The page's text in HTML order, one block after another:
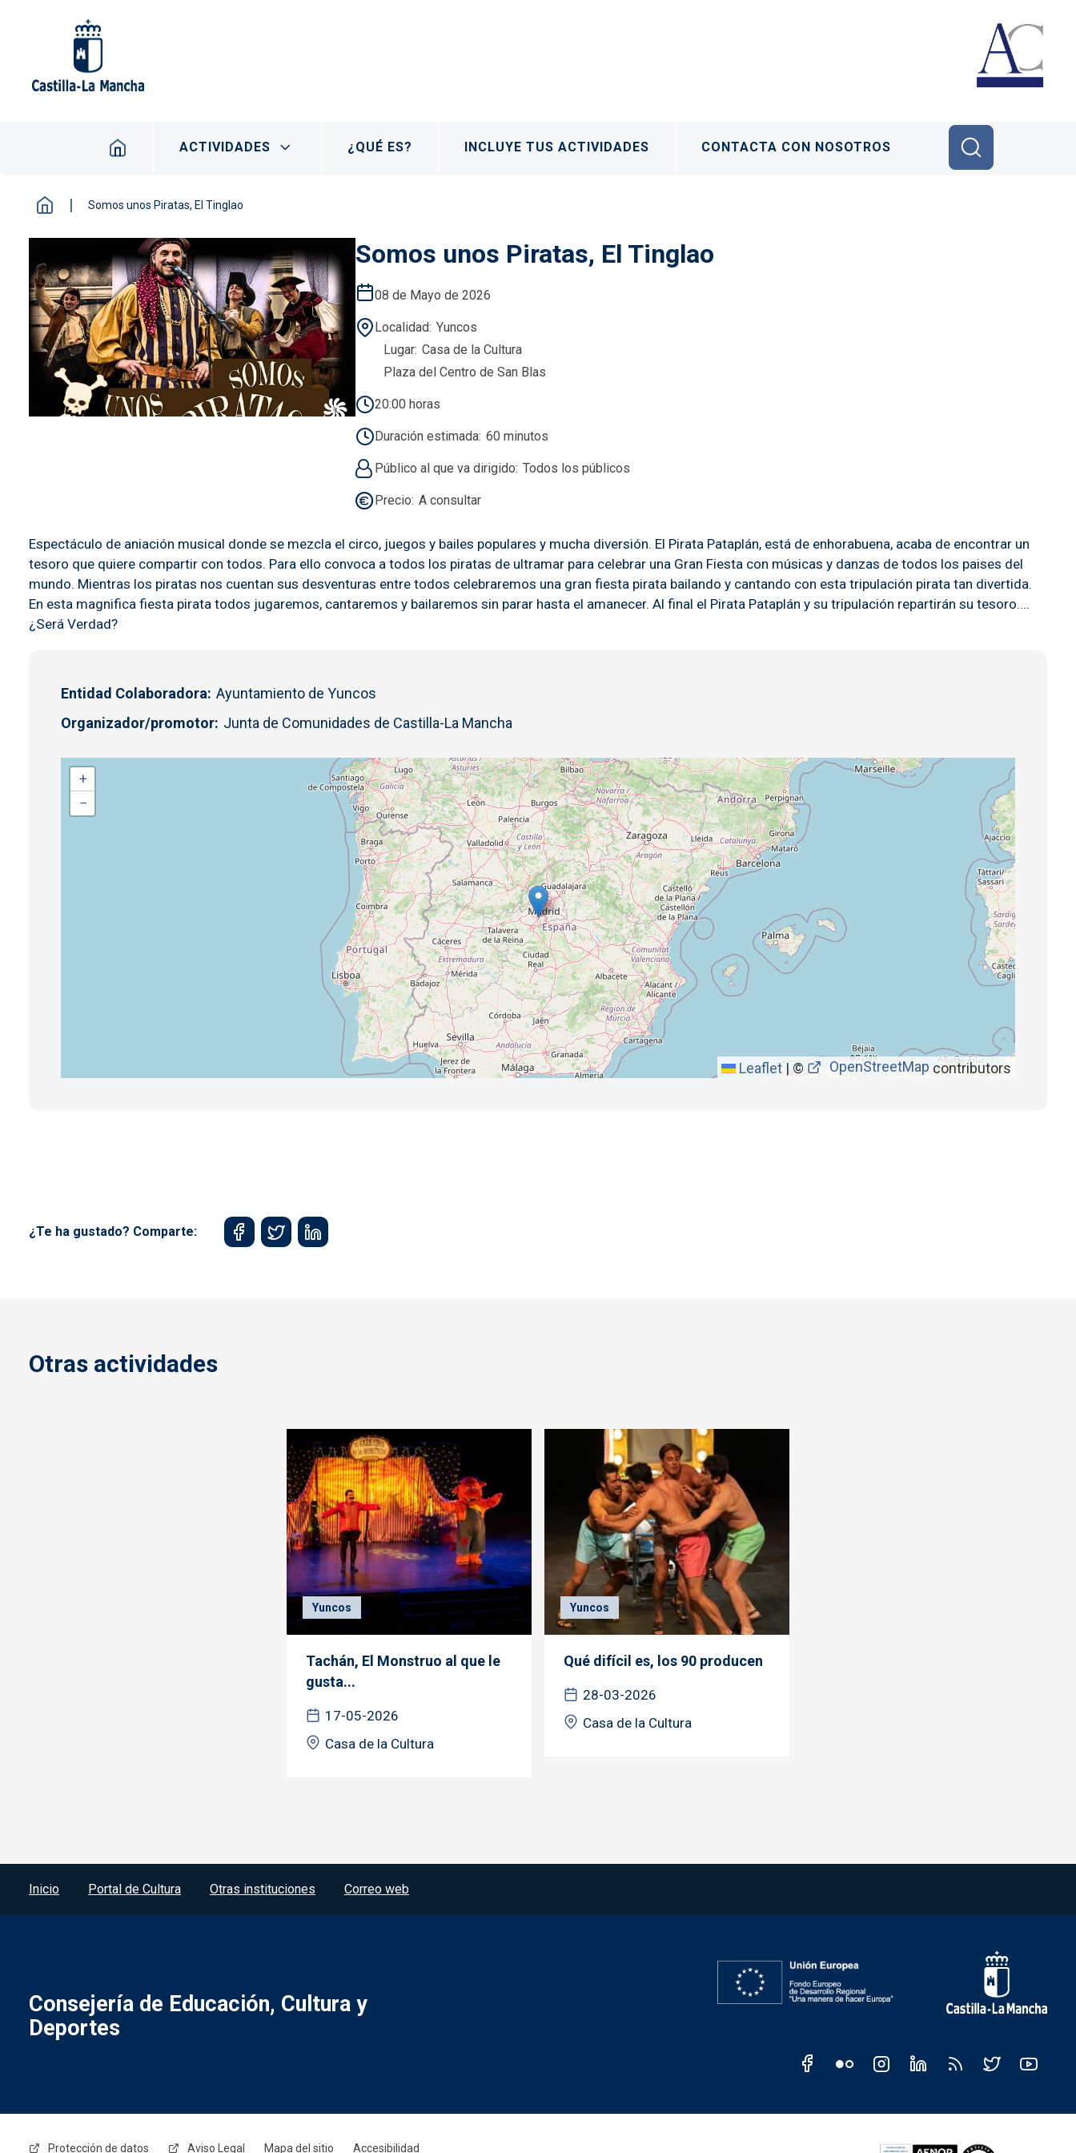
Navegación principal
ACTIVIDADES ¿QUÉ ES? INCLUYE TUS ACTIVIDADES CONTACTA CON NOSOTROS
Somos unos Piratas, El Tinglao
Somos unos Piratas, El Tinglao
08 de Mayo de 2026
Localidad Yuncos
Lugar Casa de la Cultura
Plaza del Centro de San Blas
20:00 horas
Duración estimada 60 minutos
Público al que va dirigido Todos los públicos
Precio A consultar
Espectáculo de aniación musical donde se mezcla el circo, juegos y bailes populares y mucha diversión. El Pirata Pataplán, está de enhorabuena, acaba de encontrar un
tesoro que quiere compartir con todos. Para ello convoca a todos los piratas de ultramar para celebrar una Gran Fiesta con músicas y danzas de todos los paises del
mundo. Mientras los piratas nos cuentan sus desventuras entre todos celebraremos una gran fiesta pirata bailando y cantando con esta tripulación pirata tan divertida.
En esta magnifica fiesta pirata todos jugaremos, cantaremos y bailaremos sin parar hasta el amanecer. Al final el Pirata Pataplán y su tripulación repartirán su tesoro....
¿Será Verdad?
Entidad Colaboradora Ayuntamiento de Yuncos
Organizador/promotor Junta de Comunidades de Castilla-La Mancha
+
−
Leaflet |© OpenStreetMap contributors
¿Te ha gustado? Comparte:
Otras actividades
Yuncos
Tachán, El Monstruo al que le
gusta...
17-05-2026
Casa de la Cultura
Yuncos
Qué difícil es, los 90 producen
28-03-2026
Casa de la Cultura
Menú del pie
Inicio Portal de Cultura Otras instituciones Correo web
Consejería de Educación, Cultura y
Deportes
Protección de datos Aviso Legal Mapa del sitio Accesibilidad